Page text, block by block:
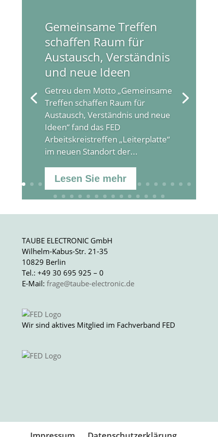
Gemeinsame Treffen
schaffen Raum für
Austausch, Verständnis
und neue Ideen
Getreu dem Motto „Gemeinsame
Treffen schaffen Raum für
Austausch, Verständnis und neue
Ideen“ fand das FED
Arbeitskreistreffen „Leiterplatte“
im neuen Standort der...
Lesen Sie mehr
TAUBE ELECTRONIC GmbH
Wilhelm-Kabus-Str. 21-35
10829 Berlin
Tel.: +49 30 695 925 – 0
E-Mail: frage@taube-electronic.de
Wir sind aktives Mitglied im Fachverband FED